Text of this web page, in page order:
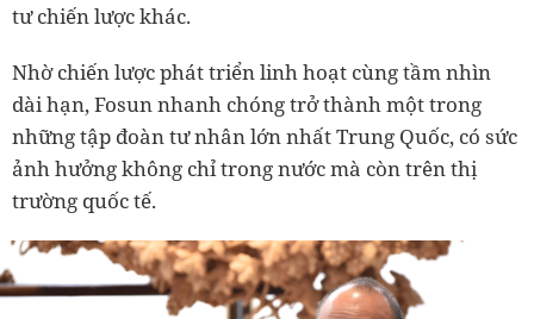
tư chiến lược khác.
Nhờ chiến lược phát triển linh hoạt cùng tầm nhìn
dài hạn, Fosun nhanh chóng trở thành một trong
những tập đoàn tư nhân lớn nhất Trung Quốc, có sức
ảnh hưởng không chỉ trong nước mà còn trên thị
trường quốc tế.